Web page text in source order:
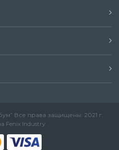
Все права защищены. 2021 г.
Fenix Industry